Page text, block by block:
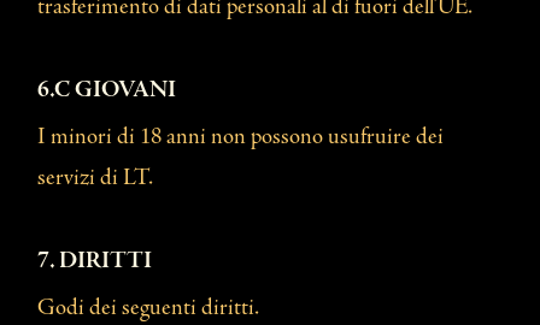
trasferimento di dati personali al di fuori dell’UE.
6.C GIOVANI
I minori di 18 anni non possono usufruire dei
servizi di LT.
7. DIRITTI
Godi dei seguenti diritti.